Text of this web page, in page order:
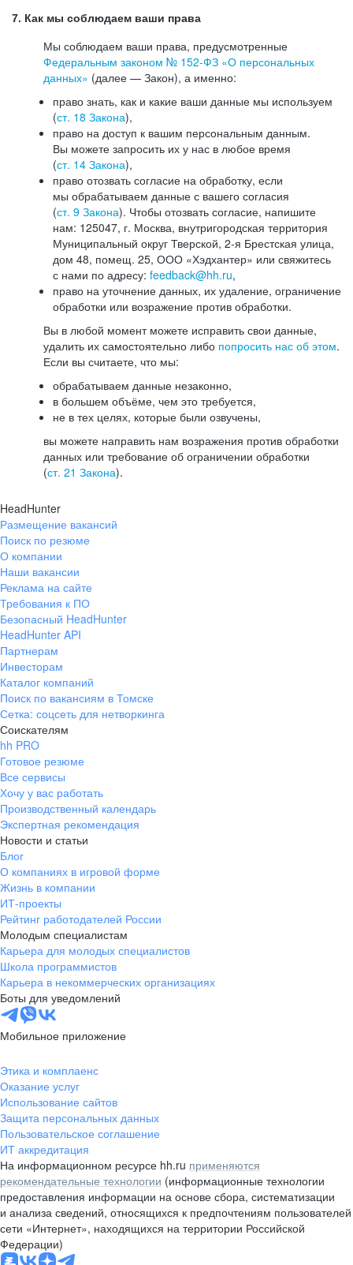
7. Как мы соблюдаем ваши права
Мы соблюдаем ваши права, предусмотренные
Федеральным законом № 152-ФЗ «О персональных
данных» (далее — Закон), а именно:
право знать, как и какие ваши данные мы используем
(ст. 18 Закона),
право на доступ к вашим персональным данным.
Вы можете запросить их у нас в любое время
(ст. 14 Закона),
право отозвать согласие на обработку, если
мы обрабатываем данные с вашего согласия
(ст. 9 Закона). Чтобы отозвать согласие, напишите
нам: 125047, г. Москва, внутригородская территория
Муниципальный округ Тверской, 2-я Брестская улица,
дом 48, помещ. 25, ООО «Хэдхантер» или свяжитесь
с нами по адресу: feedback@hh.ru,
право на уточнение данных, их удаление, ограничение
обработки или возражение против обработки.
Вы в любой момент можете исправить свои данные,
удалить их самостоятельно либо попросить нас об этом.
Если вы считаете, что мы:
обрабатываем данные незаконно,
в большем объёме, чем это требуется,
не в тех целях, которые были озвучены,
вы можете направить нам возражения против обработки
данных или требование об ограничении обработки
(ст. 21 Закона).
HeadHunter
Размещение вакансий
Поиск по резюме
О компании
Наши вакансии
Реклама на сайте
Требования к ПО
Безопасный HeadHunter
HeadHunter API
Партнерам
Инвесторам
Каталог компаний
Поиск по вакансиям в Томске
Сетка: соцсеть для нетворкинга
Соискателям
hh PRO
Готовое резюме
Все сервисы
Хочу у вас работать
Производственный календарь
Экспертная рекомендация
Новости и статьи
Блог
О компаниях в игровой форме
Жизнь в компании
ИТ-проекты
Рейтинг работодателей России
Молодым специалистам
Карьера для молодых специалистов
Школа программистов
Карьера в некоммерческих организациях
Боты для уведомлений
Мобильное приложение
Этика и комплаенс
Оказание услуг
Использование сайтов
Защита персональных данных
Пользовательское соглашение
ИТ аккредитация
На информационном ресурсе hh.ru применяются
рекомендательные технологии (информационные технологии
предоставления информации на основе сбора, систематизации
и анализа сведений, относящихся к предпочтениям пользователей
сети «Интернет», находящихся на территории Российской
Федерации)